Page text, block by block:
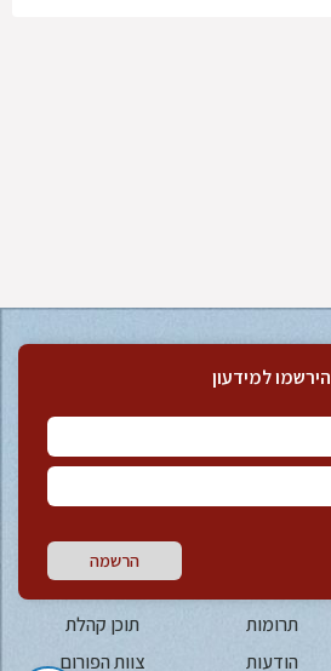
הירשמו למידעון
הרשמה
תרומות
תוכן קהלת
הודעות צוות הפורום